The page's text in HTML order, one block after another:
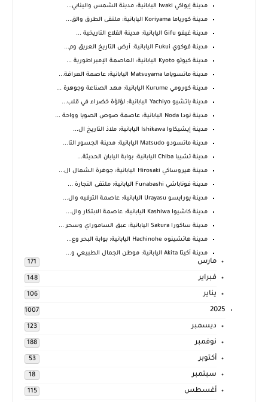
مدينة إيواكي Iwaki اليابانية: مدينة الشمس والينابي...
مدينة كورياما Koriyama اليابانية: ملتقى الطرق والق...
مدينة غيفو Gifu اليابانية: مدينة القلاع التاريخية ...
مدينة فوكوي Fukui اليابانية: أرض التاريخ العريق وم...
مدينة كيوتو Kyoto اليابانية: العاصمة الإمبراطورية ...
مدينة ماتسوياما Matsuyama اليابانية: عاصمة العراقة...
مدينة كورومي Kurume اليابانية: مهد الصناعة وجوهرة ...
مدينة ياتشيو Yachiyo اليابانية: لؤلؤة خضراء في قلب...
مدينة نودا Noda اليابانية: عاصمة صوص الصويا وواحة ...
مدينة إيشيكاوا Ishikawa اليابانية: ملاذ التاريخ ال...
مدينة ماتسودو Matsudo اليابانية: مدينة الجسور التا...
مدينة تشيبا Chiba اليابانية: بوابة اليابان الحديثة...
مدينة هيروساكي Hirosaki اليابانية: جوهرة الشمال ال...
مدينة فوناباشي Funabashi اليابانية: ملتقى التجارة ...
مدينة يورايسو Urayasu اليابانية: عاصمة الترفيه وال...
مدينة كاشيوا Kashiwa اليابانية: عاصمة الابتكار وال...
مدينة ساكورا Sakura اليابانية: عبق الساموراي وسحر ...
مدينة هاتشينوه Hachinohe اليابانية: بوابة البحر وع...
مدينة أكيتا Akita اليابانية: موطن الجمال الطبيعي و...
مارس 171
فبراير 148
يناير 106
2025
1007
ديسمبر 123
نوفمبر 188
أكتوبر 53
سبتمبر 18
أغسطس 115